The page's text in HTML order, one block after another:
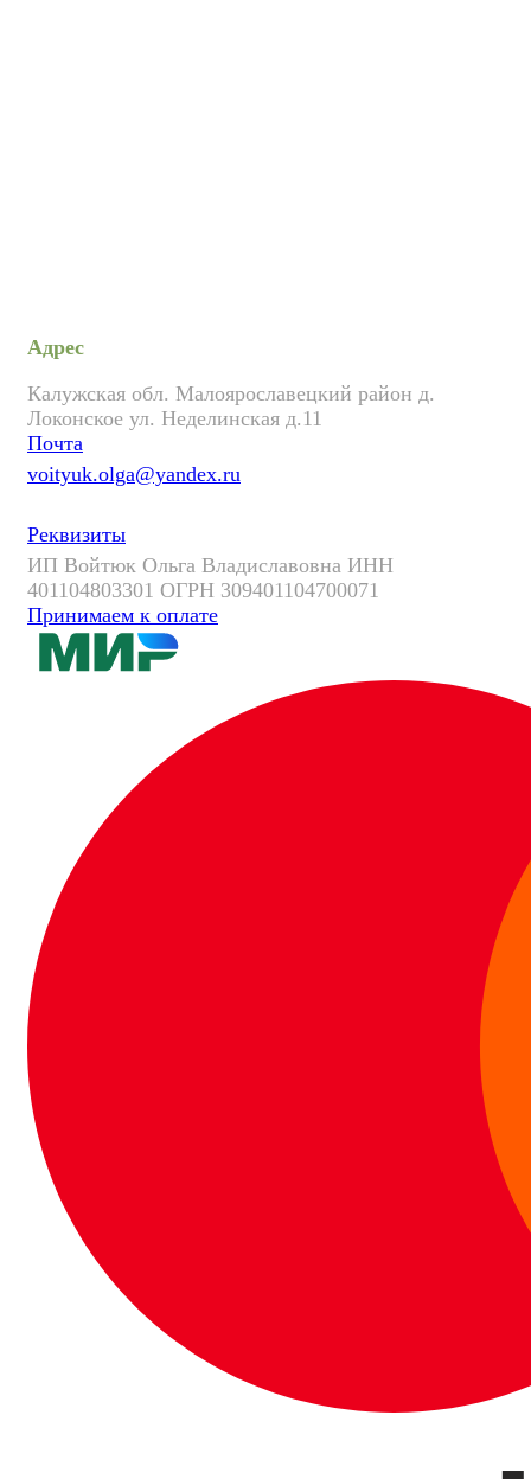
Адрес
Калужская обл. Малоярославецкий район д.
Локонское ул. Неделинская д.11
Почта
voityuk.olga@yandex.ru
Реквизиты
ИП Войтюк Ольга Владиславовна ИНН
401104803301 ОГРН 309401104700071
Принимаем к оплате